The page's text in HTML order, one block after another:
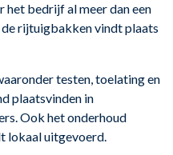
bedrijf al meer dan een
rijtuigbakken vindt plaats
testen, toelating en
plaatsvinden in
Ook het onderhoud
lokaal uitgevoerd.